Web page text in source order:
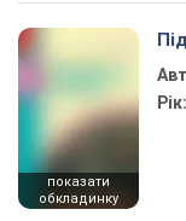
показати
обкладинку
Рік: